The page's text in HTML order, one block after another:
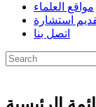
مواقع العلماء
استشارة
اتصل بنا